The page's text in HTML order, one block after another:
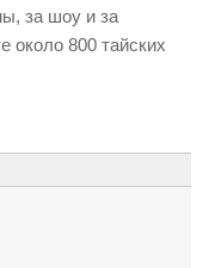
за шоу и за
около 800 тайских